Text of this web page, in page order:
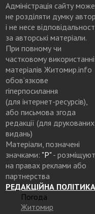
Адміністрація сайту може
не розділяти думку
і не несе
за авторські матеріали.
При повному чи
частковому використанні
матеріалів Житомир.info
обов’язкове
гіперпосилання
(для інтернет-ресурсів),
або письмова згода
редакції (для друкованих
видань)
Матеріали, позначені
значками: "Р"-
на правах реклами або
партнерства
РЕДАКЦІЙНА ПОЛІТИКА
Погода
Житомир